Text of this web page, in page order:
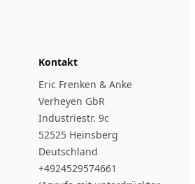
Kontakt
Eric Frenken & Anke
Verheyen GbR
Industriestr. 9c
52525 Heinsberg
Deutschland
+4924529574661